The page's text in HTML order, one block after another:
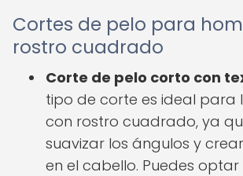
Cortes de pelo para
rostro cuadrado
Corte de pelo corto con
tipo de corte es ideal para
con rostro cuadrado, ya
suavizar los ángulos y
en el cabello. Puedes